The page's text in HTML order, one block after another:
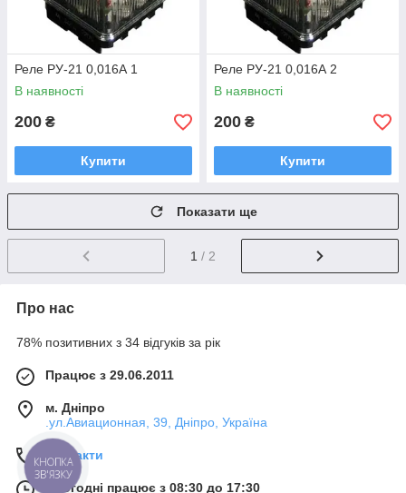
Реле РУ-21 0,016А 1
В наявності
200 ₴
Купити
Реле РУ-21 0,016А 2
В наявності
200 ₴
Купити
Показати ще
1 / 2
Про нас
78% позитивних з 34 відгуків за рік
Працює з 29.06.2011
м. Дніпро
.ул.Авиационная, 39, Дніпро, Україна
Контакти
Сьогодні працює з 08:30 до 17:30
КНОПКА
ЗВ'ЯЗКУ